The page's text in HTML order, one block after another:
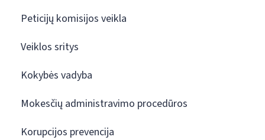
Peticijų komisijos veikla
Veiklos sritys
Kokybės vadyba
Mokesčių administravimo procedūros
Korupcijos prevencija